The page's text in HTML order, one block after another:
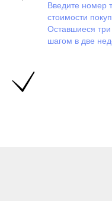
Введите номер
стоимости
Оставшиеся три
шагом в две